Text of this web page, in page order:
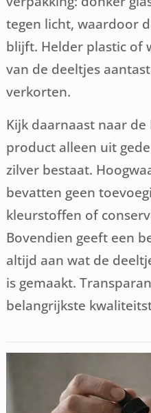
tegen licht, waardoor
blijft. Helder plastic of
van de deeltjes
verkorten.
Kijk daarnaast naar
product alleen uit
zilver bestaat.
bevatten geen
kleurstoffen of
Bovendien geeft een
altijd aan wat de
is gemaakt.
belangrijkste